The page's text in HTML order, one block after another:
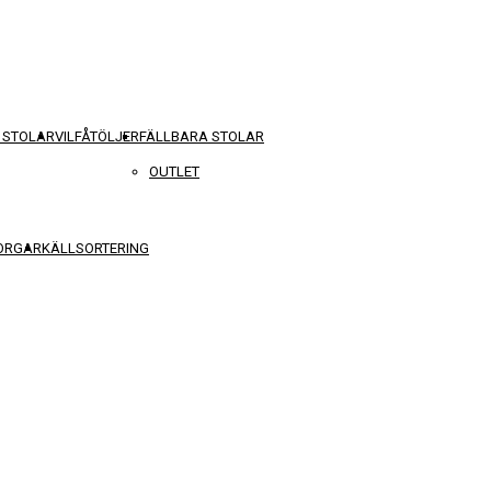
VILFÅTÖLJERFÄLLBARA STOLAR
KÄLLSORTERING
OUTLET